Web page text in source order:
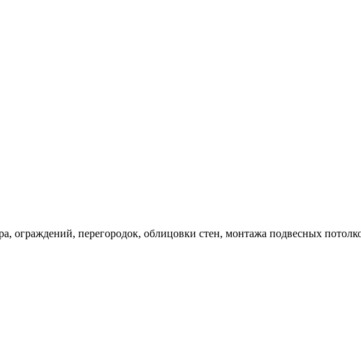
ограждений, перегородок, облицовки стен, монтажа подвесных